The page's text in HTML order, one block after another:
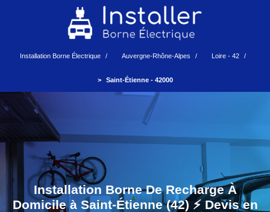
Installation Borne Électrique Auvergne-Rhône-Alpes Loire - 42
Saint-Étienne - 42000
Installation Borne De Recharge À
Domicile à Saint-Étienne (42) ⚡️ Devis en